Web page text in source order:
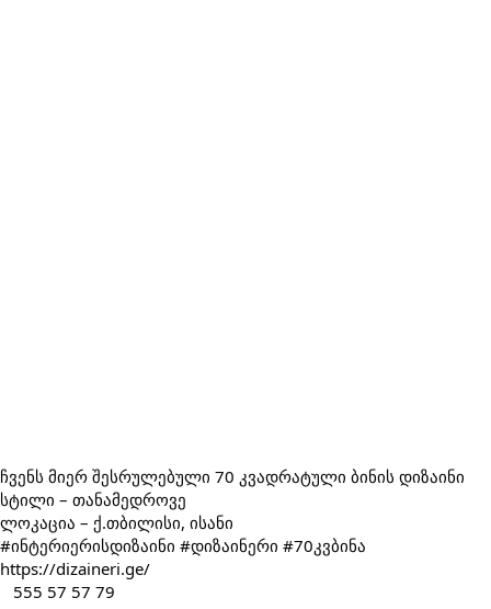
ჩვენს მიერ შესრულებული 70 კვადრატული ბინის დიზაინი
სტილი – თანამედროვე
ლოკაცია – ქ.თბილისი, ისანი
#ინტერიერისდიზაინი #დიზაინერი #70კვბინა
https://dizaineri.ge/
555 57 57 79